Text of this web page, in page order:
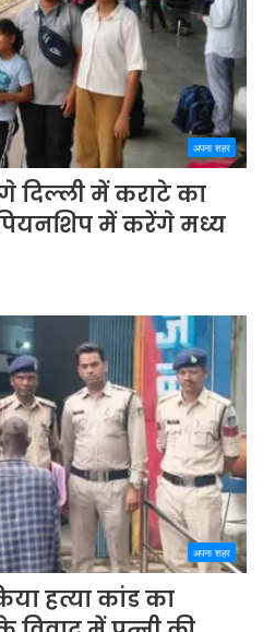
अपना शहर
दिल्ली में कराटे का
में करेंगे मध्य
अपना शहर
हत्या कांड का